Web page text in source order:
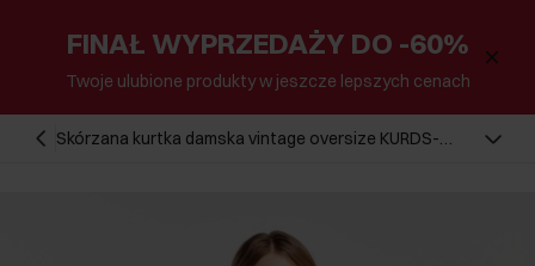
FINAŁ WYPRZEDAŻY DO -60%
Twoje ulubione produkty w jeszcze lepszych cenach
Skórzana kurtka damska vintage oversize KURDS-